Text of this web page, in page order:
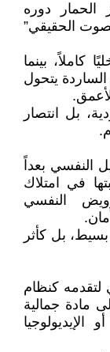
الحمار دوره
الحقيقي”
كاملاً، بينما
يتحول
بل انتصار
النفسي بعداً
في امتلاك
النفسي
بل كأثر
لتقدمه كنظام
مادة جمالية